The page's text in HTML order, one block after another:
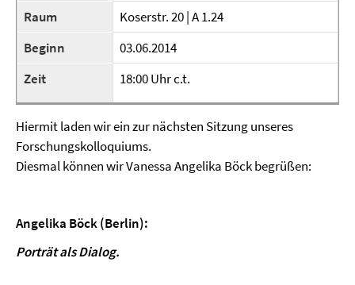
Raum
Koserstr. 20 | A 1.24
Beginn
03.06.2014
Zeit
18:00 Uhr c.t.
Hiermit laden wir ein zur nächsten Sitzung unseres
Forschungskolloquiums.
Diesmal können wir Vanessa Angelika Böck begrüßen:
Angelika Böck (Berlin):
Porträt als Dialog.